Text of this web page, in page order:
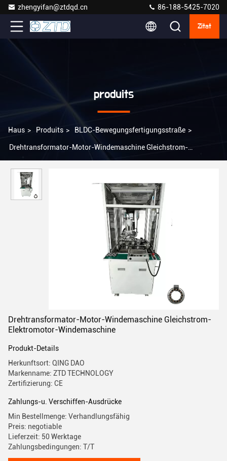
zhengyifan@ztdqd.cn 86-188-5425-7020
Zitat
produits
Haus > Produits > BLDC-Bewegungsfertigungsstraße >
Drehtransformator-Motor-Windemaschine Gleichstrom-
Drehtransformator-Motor-Windemaschine Gleichstrom-
Elektromotor-Windemaschine
Produkt-Details
Herkunftsort: QING DAO
Markenname: ZTD TECHNOLOGY
Zertifizierung: CE
Zahlungs-u. Verschiffen-Ausdrücke
Min Bestellmenge: Verhandlungsfähig
Preis: negotiable
Lieferzeit: 50 Werktage
Zahlungsbedingungen: T/T